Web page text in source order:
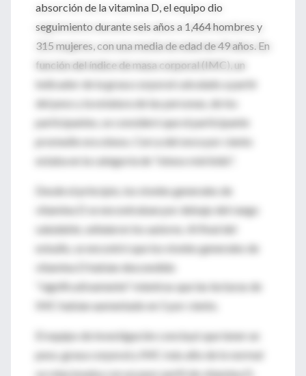
absorción de la vitamina D, el equipo dio
seguimiento durante seis años a 1,464 hombres y
315 mujeres, con una media de edad de 49 años. En
función del índice de masa corporal (IMC), un
indicador de la grasa corporal calculado a partir
del peso y la estatura de las personas, de los
participantes, se consideró que el participante
promedio era obeso. Cerca del once por ciento
estaba en la categoría de "obeso mórbido".
Desde el principio, los niveles generales de
vitamina D se encontraban por debajo del rango
saludable, señalaron los autores. Al final del
estudio, se encontró que los niveles generales de
vitamina D habían descendido
"significativamente" mientras que las lecturas de
IMC habían aumentado en 5 por ciento.
El equipo de investigación concluyó que tener un
peso, grasa corporal y IMC más alto de lo normal